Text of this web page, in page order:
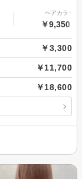
ヘアカラー
￥9,350～
￥3,300
￥11,700
￥18,600